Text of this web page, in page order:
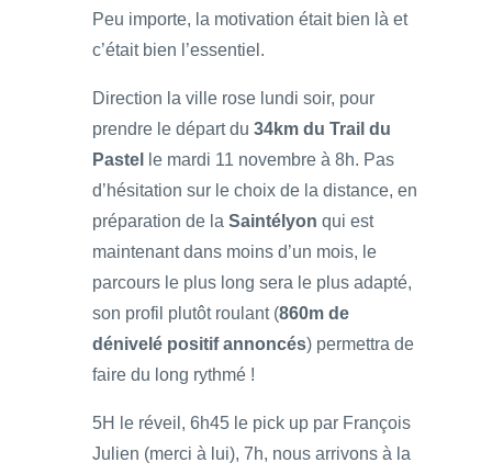
Peu importe, la motivation était bien là et
c’était bien l’essentiel.
Direction la ville rose lundi soir, pour
prendre le départ du 34km du Trail du
Pastel
le mardi 11 novembre à 8h. Pas
d’hésitation sur le choix de la distance, en
préparation de la Saintélyon qui est
maintenant dans moins d’un mois, le
parcours le plus long sera le plus adapté,
son profil plutôt roulant (860m de
dénivelé positif annoncés) permettra de
faire du long rythmé !
5H le réveil, 6h45 le pick up par François
Julien (merci à lui), 7h, nous arrivons à la